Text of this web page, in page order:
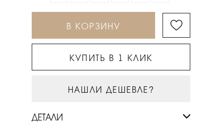
В КОРЗИНУ
КУПИТЬ В 1 КЛИК
НАШЛИ ДЕШЕВЛЕ?
ДЕТАЛИ